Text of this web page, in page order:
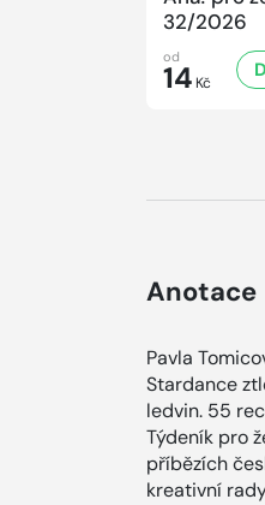
32/2026
od
14 Kč
Anotace
Pavla
Stardance
ledvin. 55
Týdeník pro
příbězích
kreativní